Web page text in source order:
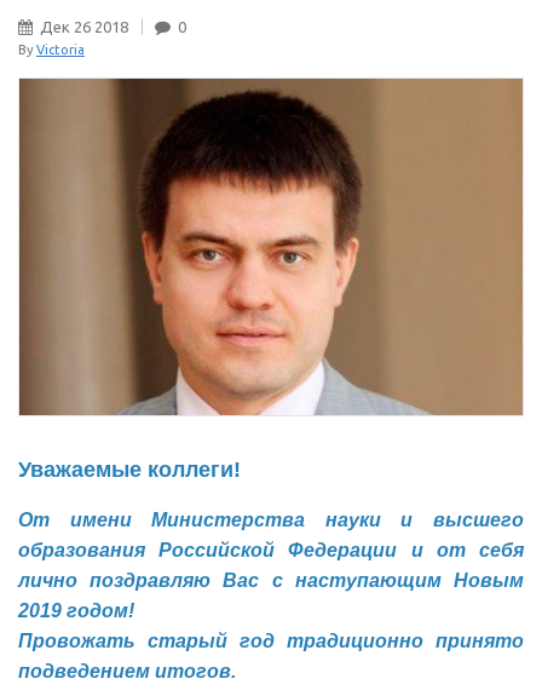
Дек 26 2018 0
By Victoria
Уважаемые коллеги!
От имени Министерства науки и высшего
образования Российской Федерации и от себя
лично поздравляю Вас с наступающим Новым
2019 годом!
Провожать старый год традиционно принято
подведением итогов.